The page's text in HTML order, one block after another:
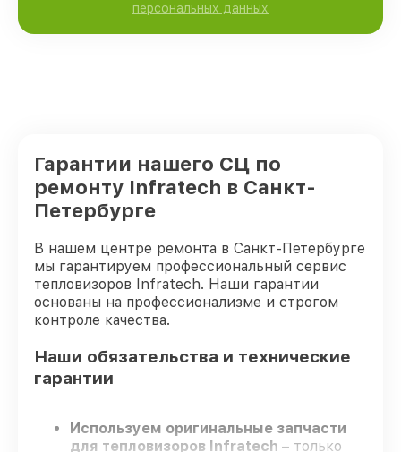
персональных данных
Гарантии нашего СЦ по
ремонту Infratech в Санкт-
Петербурге
В нашем центре ремонта в Санкт-Петербурге
мы гарантируем профессиональный сервис
тепловизоров Infratech. Наши гарантии
основаны на профессионализме и строгом
контроле качества.
Наши обязательства и технические
гарантии
Используем оригинальные запчасти
для тепловизоров Infratech – только